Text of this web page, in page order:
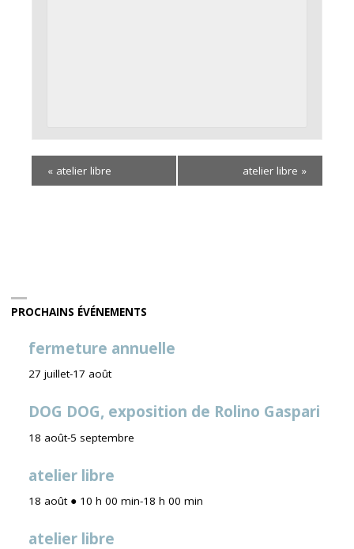
« atelier libre atelier libre »
PROCHAINS ÉVÉNEMENTS
fermeture annuelle
27 juillet-17 août
DOG DOG, exposition de Rolino Gaspari
18 août-5 septembre
atelier libre
18 août ● 10 h 00 min-18 h 00 min
atelier libre